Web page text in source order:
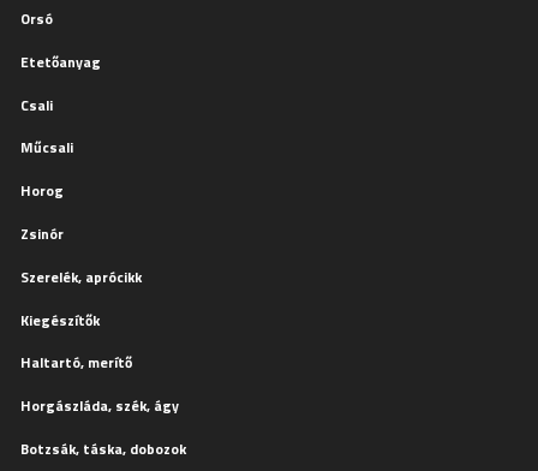
Orsó
Etetőanyag
Csali
Műcsali
Horog
Zsinór
Szerelék, aprócikk
Kiegészítők
Haltartó, merítő
Horgászláda, szék, ágy
Botzsák, táska, dobozok